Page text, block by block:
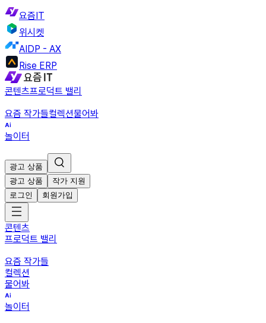
요즘IT
위시켓
AIDP - AX
Rise ERP
콘텐츠프로덕트 밸리
요즘 작가들컬렉션물어봐
놀이터
광고 상품
광고 상품
작가 지원
로그인
회원가입
콘텐츠
프로덕트 밸리
요즘 작가들
컬렉션
물어봐
놀이터